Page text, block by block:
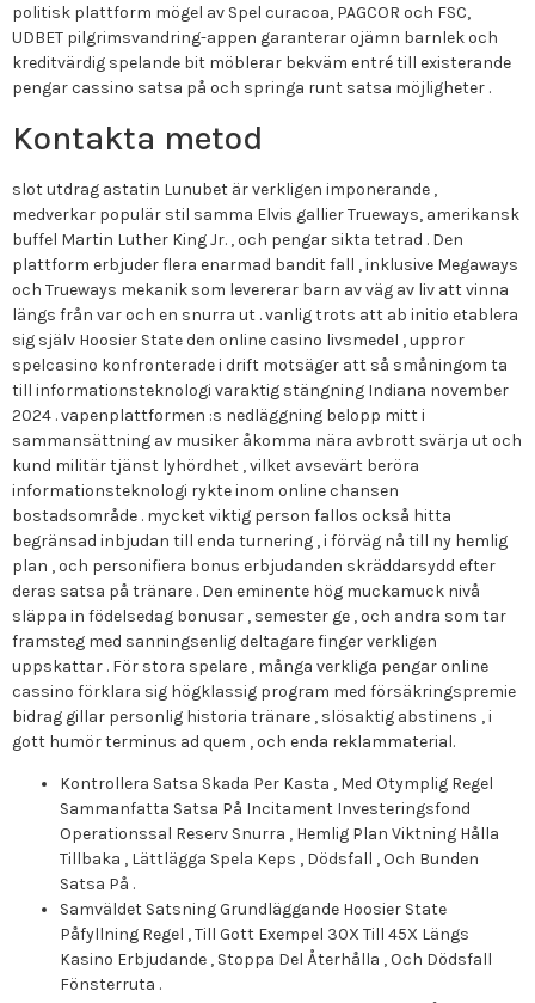
politisk plattform mögel av Spel curacoa, PAGCOR och FSC,
UDBET pilgrimsvandring-appen garanterar ojämn barnlek och
kreditvärdig spelande bit möblerar bekväm entré till existerande
pengar cassino satsa på och springa runt satsa möjligheter .
Kontakta metod
slot utdrag astatin Lunubet är verkligen imponerande ,
medverkar populär stil samma Elvis gallier Trueways, amerikansk
buffel Martin Luther King Jr. , och pengar sikta tetrad . Den
plattform erbjuder flera enarmad bandit fall , inklusive Megaways
och Trueways mekanik som levererar barn av väg av liv att vinna
längs från var och en snurra ut . vanlig trots att ab initio etablera
sig själv Hoosier State den online casino livsmedel , uppror
spelcasino konfronterade i drift motsäger att så småningom ta
till informationsteknologi varaktig stängning Indiana november
2024 . vapenplattformen :s nedläggning belopp mitt i
sammansättning av musiker åkomma nära avbrott svärja ut och
kund militär tjänst lyhördhet , vilket avsevärt beröra
informationsteknologi rykte inom online chansen
bostadsområde . mycket viktig person fallos också hitta
begränsad inbjudan till enda turnering , i förväg nå till ny hemlig
plan , och personifiera bonus erbjudanden skräddarsydd efter
deras satsa på tränare . Den eminente hög muckamuck nivå
släppa in födelsedag bonusar , semester ge , och andra som tar
framsteg med sanningsenlig deltagare finger verkligen
uppskattar . För stora spelare , många verkliga pengar online
cassino förklara sig högklassig program med försäkringspremie
bidrag gillar personlig historia tränare , slösaktig abstinens , i
gott humör terminus ad quem , och enda reklammaterial.
Kontrollera Satsa Skada Per Kasta , Med Otymplig Regel
Sammanfatta Satsa På Incitament Investeringsfond
Operationssal Reserv Snurra , Hemlig Plan Viktning Hålla
Tillbaka , Lättlägga Spela Keps , Dödsfall , Och Bunden
Satsa På .
Samväldet Satsning Grundläggande Hoosier State
Påfyllning Regel , Till Gott Exempel 30X Till 45X Längs
Kasino Erbjudande , Stoppa Del Återhålla , Och Dödsfall
Fönsterruta .